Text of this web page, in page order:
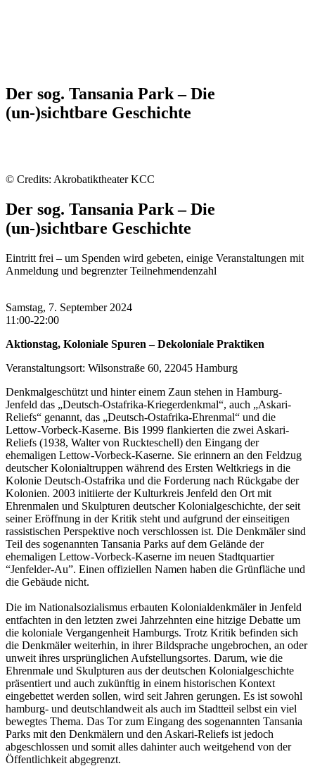
Der sog. Tansania Park – Die
(un-)sichtbare Geschichte
© Credits: Akrobatiktheater KCC
Der sog. Tansania Park – Die
(un-)sichtbare Geschichte
Eintritt frei – um Spenden wird gebeten, einige Veranstaltungen mit
Anmeldung und begrenzter Teilnehmendenzahl
Samstag, 7. September 2024
11:00-22:00
Aktionstag, Koloniale Spuren – Dekoloniale Praktiken
Veranstaltungsort: Wilsonstraße 60, 22045 Hamburg
Denkmalgeschützt und hinter einem Zaun stehen in Hamburg-
Jenfeld das „Deutsch-Ostafrika-Kriegerdenkmal“, auch „Askari-
Reliefs“ genannt, das „Deutsch-Ostafrika-Ehrenmal“ und die
Lettow-Vorbeck-Kaserne. Bis 1999 flankierten die zwei Askari-
Reliefs (1938, Walter von Ruckteschell) den Eingang der
ehemaligen Lettow-Vorbeck-Kaserne. Sie erinnern an den Feldzug
deutscher Kolonialtruppen während des Ersten Weltkriegs in die
Kolonie Deutsch-Ostafrika und die Forderung nach Rückgabe der
Kolonien. 2003 initiierte der Kulturkreis Jenfeld den Ort mit
Ehrenmalen und Skulpturen deutscher Kolonialgeschichte, der seit
seiner Eröffnung in der Kritik steht und aufgrund der einseitigen
rassistischen Perspektive noch verschlossen ist. Die Denkmäler sind
Teil des sogenannten Tansania Parks auf dem Gelände der
ehemaligen Lettow-Vorbeck-Kaserne im neuen Stadtquartier
“Jenfelder-Au”. Einen offiziellen Namen haben die Grünfläche und
die Gebäude nicht.
Die im Nationalsozialismus erbauten Kolonialdenkmäler in Jenfeld
entfachten in den letzten zwei Jahrzehnten eine hitzige Debatte um
die koloniale Vergangenheit Hamburgs. Trotz Kritik befinden sich
die Denkmäler weiterhin, in ihrer Bildsprache ungebrochen, an oder
unweit ihres ursprünglichen Aufstellungsortes. Darum, wie die
Ehrenmale und Skulpturen aus der deutschen Kolonialgeschichte
präsentiert und auch zukünftig in einem historischen Kontext
eingebettet werden sollen, wird seit Jahren gerungen. Es ist sowohl
hamburg- und deutschlandweit als auch im Stadtteil selbst ein viel
bewegtes Thema. Das Tor zum Eingang des sogenannten Tansania
Parks mit den Denkmälern und den Askari-Reliefs ist jedoch
abgeschlossen und somit alles dahinter auch weitgehend von der
Öffentlichkeit abgegrenzt.